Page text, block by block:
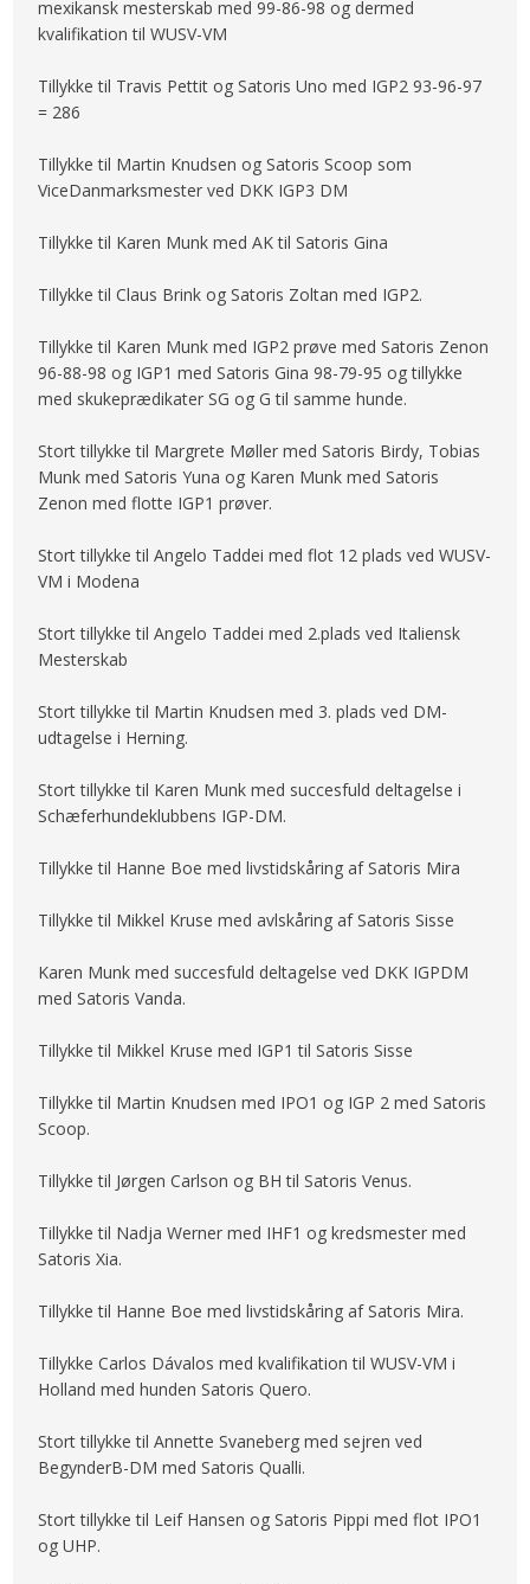
mexikansk mesterskab med 99-86-98 og dermed
kvalifikation til WUSV-VM
Tillykke til Travis Pettit og Satoris Uno med IGP2 93-96-97
= 286
Tillykke til Martin Knudsen og Satoris Scoop som
ViceDanmarksmester ved DKK IGP3 DM
Tillykke til Karen Munk med AK til Satoris Gina
Tillykke til Claus Brink og Satoris Zoltan med IGP2.
Tillykke til Karen Munk med IGP2 prøve med Satoris Zenon
96-88-98 og IGP1 med Satoris Gina 98-79-95 og tillykke
med skukeprædikater SG og G til samme hunde.
Stort tillykke til Margrete Møller med Satoris Birdy, Tobias
Munk med Satoris Yuna og Karen Munk med Satoris
Zenon med flotte IGP1 prøver.
Stort tillykke til Angelo Taddei med flot 12 plads ved WUSV-
VM i Modena
Stort tillykke til Angelo Taddei med 2.plads ved Italiensk
Mesterskab
Stort tillykke til Martin Knudsen med 3. plads ved DM-
udtagelse i Herning.​
Stort tillykke til Karen Munk med succesfuld deltagelse i
Schæferhundeklubbens IGP-DM.
Tillykke til Hanne Boe med livstidskåring af Satoris Mira
Tillykke til Mikkel Kruse med avlskåring af Satoris Sisse
Karen Munk med succesfuld deltagelse ved DKK IGPDM
med Satoris Vanda.
​Tillykke til Mikkel Kruse med IGP1 til Satoris Sisse
Tillykke til Martin Knudsen med IPO1 og IGP 2 med Satoris
Scoop.
Tillykke til Jørgen Carlson og BH til Satoris Venus.
Tillykke til Nadja Werner med IHF1 og kredsmester med
Satoris Xia.
Tillykke til Hanne Boe med livstidskåring af Satoris Mira.
Tillykke Carlos Dávalos med kvalifikation til WUSV-VM i
Holland med hunden Satoris Quero.
Stort tillykke til Annette Svaneberg med sejren ved
BegynderB-DM med Satoris Qualli.
Stort tillykke til Leif Hansen og Satoris Pippi med flot IPO1
og UHP.